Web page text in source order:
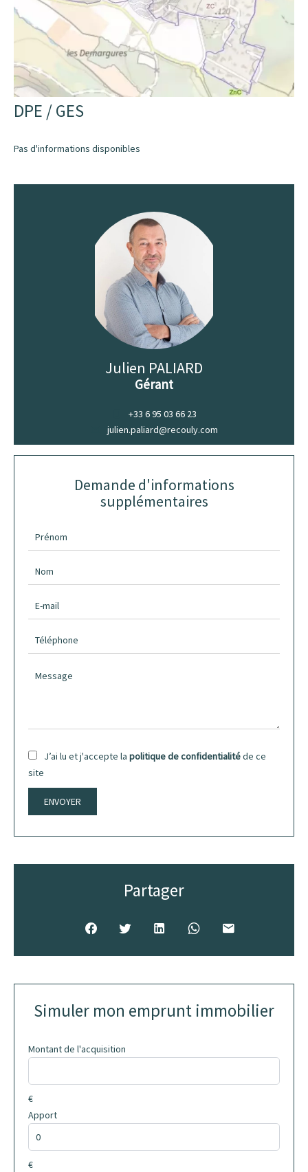
DPE / GES
Pas d'informations disponibles
Julien PALIARD
Gérant
+33 6 95 03 66 23
julien.paliard@recouly.com
Demande d'informations
supplémentaires
J’ai lu et j'accepte la politique de confidentialitéde ce
site
ENVOYER
Partager
Simuler mon emprunt immobilier
Montant de l'acquisition
€
Apport
€